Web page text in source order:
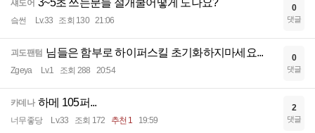
섀도어 3~5초 쓰는분들 절개쿨어떻게 도나요?
슼썬 Lv.33 조회 130 21:06
0
댓글
괴도팬텀 님들은 함부로 하이퍼스킬 초기화하지마세요...
Zgeya Lv.1 조회 288 20:54
0
댓글
카데나 하메 105퍼...
너무좋당 Lv.33 조회 172 추천 1 19:59
2
댓글